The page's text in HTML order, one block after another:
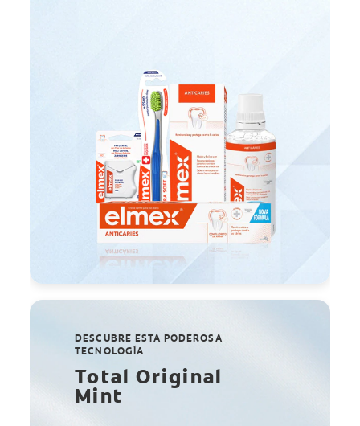
DESCUBRE ESTA PODEROSA
TECNOLOGÍA
Total Original
Mint